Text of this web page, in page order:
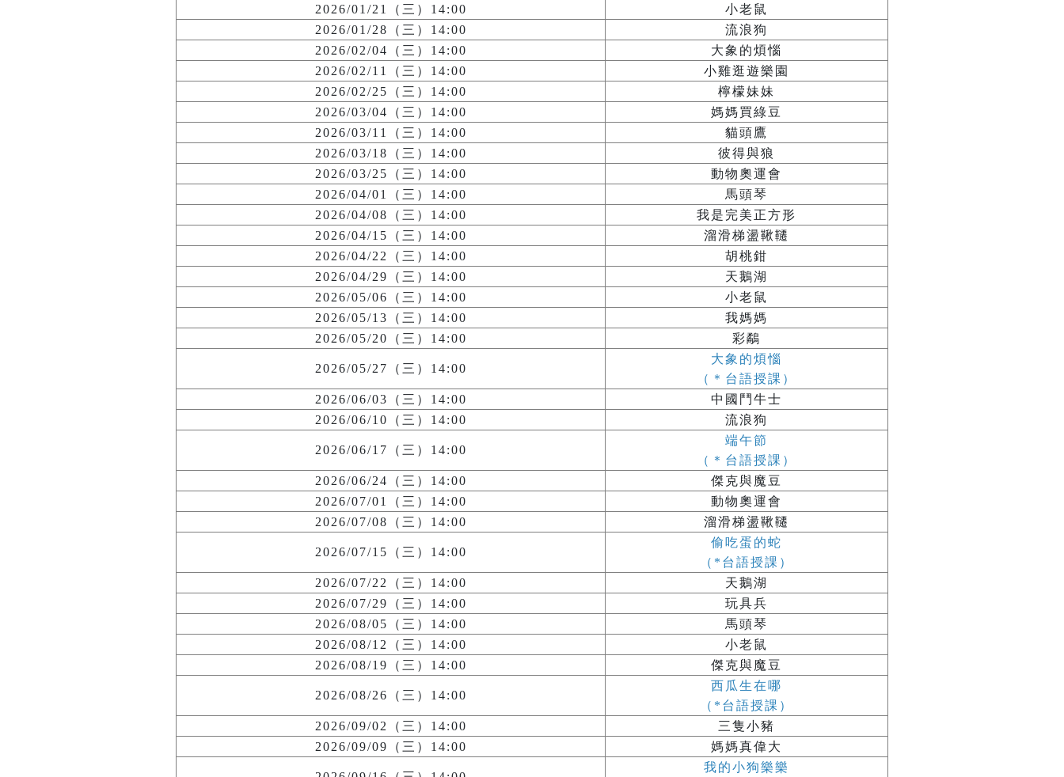
2026/01/21（三）14:00
小老鼠
2026/01/28（三）14:00
流浪狗
2026/02/04（三）14:00
大象的煩惱
2026/02/11（三）14:00
小雞逛遊樂園
2026/02/25（三）14:00
檸檬妹妹
2026/03/04（三）14:00
媽媽買綠豆
2026/03/11（三）14:00
貓頭鷹
2026/03/18（三）14:00
彼得與狼
2026/03/25（三）14:00
動物奧運會
2026/04/01（三）14:00
馬頭琴
2026/04/08（三）14:00
我是完美正方形
2026/04/15（三）14:00
溜滑梯盪鞦韆
2026/04/22（三）14:00
胡桃鉗
2026/04/29（三）14:00
天鵝湖
2026/05/06（三）14:00
小老鼠
2026/05/13（三）14:00
我媽媽
2026/05/20（三）14:00
彩鷸
2026/05/27（三）14:00
大象的煩惱
（＊台語授課）
2026/06/03（三）14:00
中國鬥牛士
2026/06/10（三）14:00
流浪狗
2026/06/17（三）14:00
端午節
（＊台語授課）
2026/06/24（三）14:00
傑克與魔豆
2026/07/01（三）14:00
動物奧運會
2026/07/08（三）14:00
溜滑梯盪鞦韆
2026/07/15（三）14:00
偷吃蛋的蛇
（*台語授課）
2026/07/22（三）14:00
天鵝湖
2026/07/29（三）14:00
玩具兵
2026/08/05（三）14:00
馬頭琴
2026/08/12（三）14:00
小老鼠
2026/08/19（三）14:00
傑克與魔豆
2026/08/26（三）14:00
西瓜生在哪
（*台語授課）
2026/09/02（三）14:00
三隻小豬
2026/09/09（三）14:00
媽媽真偉大
我的小狗樂樂